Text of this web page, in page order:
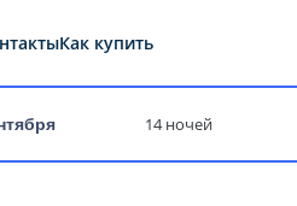
Как купить
14 ночей